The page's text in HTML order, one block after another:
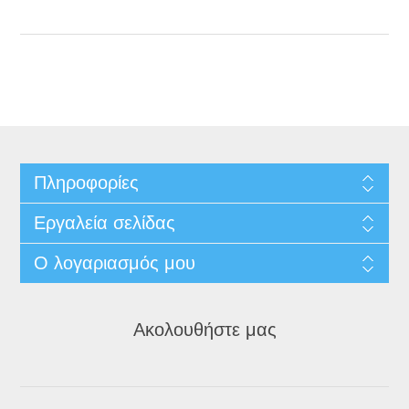
Πληροφορίες
Εργαλεία σελίδας
Ο λογαριασμός μου
Ακολουθήστε μας